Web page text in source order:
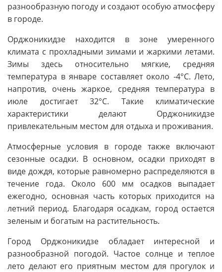
разнообразную погоду и создают особую атмосферу
в городе.
Орджоникидзе находится в зоне умеренного
климата с прохладными зимами и жаркими летами.
Зимы здесь относительно мягкие, средняя
температура в январе составляет около -4°C. Лето,
напротив, очень жаркое, средняя температура в
июле достигает 32°C. Такие климатические
характеристики делают Орджоникидзе
привлекательным местом для отдыха и проживания.
Атмосферные условия в городе также включают
сезонные осадки. В основном, осадки приходят в
виде дождя, которые равномерно распределяются в
течение года. Около 600 мм осадков выпадает
ежегодно, основная часть которых приходится на
летний период. Благодаря осадкам, город остается
зеленым и богатым на растительность.
Город Орджоникидзе обладает интересной и
разнообразной погодой. Частое солнце и теплое
лето делают его приятным местом для прогулок и